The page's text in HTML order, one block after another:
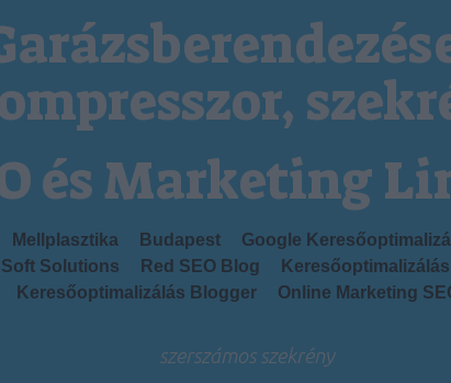
és Marketing
Mellplasztika Budapest Google
Soft Solutions Red SEO Blog
Keresőoptimalizálás Blogger
Online Marketing
szerszámos szekrény